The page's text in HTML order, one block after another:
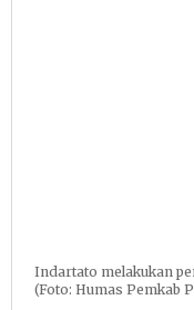
Indartato melakukan
(Foto: Humas Pemkab